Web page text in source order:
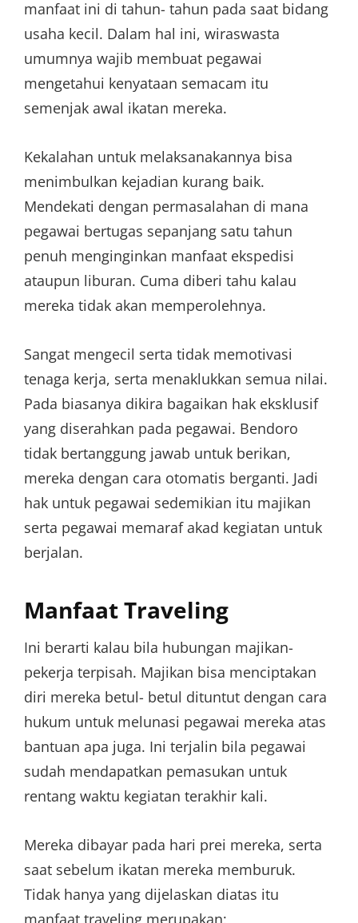
manfaat ini di tahun- tahun pada saat bidang
usaha kecil. Dalam hal ini, wiraswasta
umumnya wajib membuat pegawai
mengetahui kenyataan semacam itu
semenjak awal ikatan mereka.
Kekalahan untuk melaksanakannya bisa
menimbulkan kejadian kurang baik.
Mendekati dengan permasalahan di mana
pegawai bertugas sepanjang satu tahun
penuh menginginkan manfaat ekspedisi
ataupun liburan. Cuma diberi tahu kalau
mereka tidak akan memperolehnya.
Sangat mengecil serta tidak memotivasi
tenaga kerja, serta menaklukkan semua nilai.
Pada biasanya dikira bagaikan hak eksklusif
yang diserahkan pada pegawai. Bendoro
tidak bertanggung jawab untuk berikan,
mereka dengan cara otomatis berganti. Jadi
hak untuk pegawai sedemikian itu majikan
serta pegawai memaraf akad kegiatan untuk
berjalan.
Manfaat Traveling
Ini berarti kalau bila hubungan majikan-
pekerja terpisah. Majikan bisa menciptakan
diri mereka betul- betul dituntut dengan cara
hukum untuk melunasi pegawai mereka atas
bantuan apa juga. Ini terjalin bila pegawai
sudah mendapatkan pemasukan untuk
rentang waktu kegiatan terakhir kali.
Mereka dibayar pada hari prei mereka, serta
saat sebelum ikatan mereka memburuk.
Tidak hanya yang dijelaskan diatas itu
manfaat traveling merupakan;